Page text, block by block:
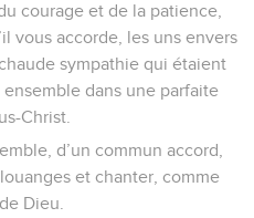
courage et de la patience,
vous accorde, les uns envers
sympathie qui étaient
dans une parfaite
Christ.
d’un commun accord,
et chanter, comme
Dieu.